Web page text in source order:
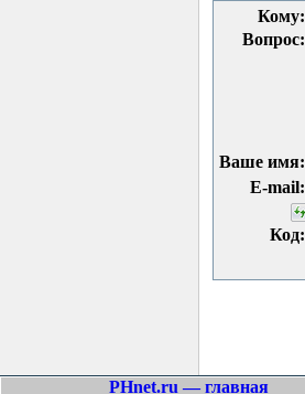
Кому:
Вопрос:
Ваше имя:
E-mail:
Код:
PHnet.ru — главная